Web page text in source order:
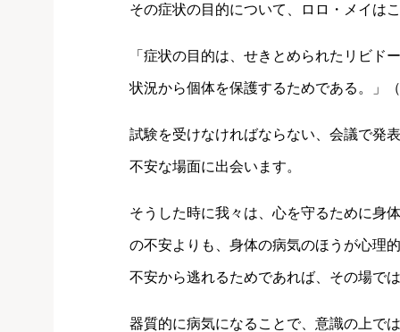
その症状の目的について、ロロ・メイは
「症状の目的は、せきとめられたリビド
状況から個体を保護するためである。」
試験を受けなければならない、会議で発
不安な場面に出会います。
そうした時に我々は、心を守るために身
の不安よりも、身体の病気のほうが心理
不安から逃れるためであれば、その場で
器質的に病気になることで、意識の上で